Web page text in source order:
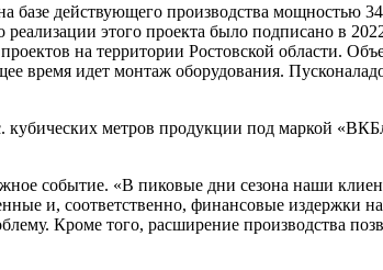
базе действующего производства мощностью
этого проекта было подписано в
на территории Ростовской области.
время идет монтаж оборудования.
кубических метров продукции под маркой
событие. «В пиковые дни сезона наши
и, соответственно, финансовые издержки
Кроме того, расширение производства